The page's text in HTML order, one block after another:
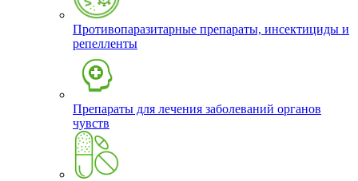
Противопаразитарные препараты, инсектициды и
репелленты
Препараты для лечения заболеваний органов
чувств